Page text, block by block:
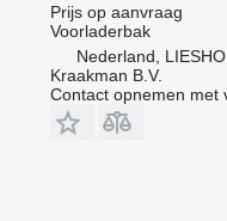
Prijs op aanvraag
Voorladerbak
Nederland,
Kraakman B.V.
Contact opnemen met